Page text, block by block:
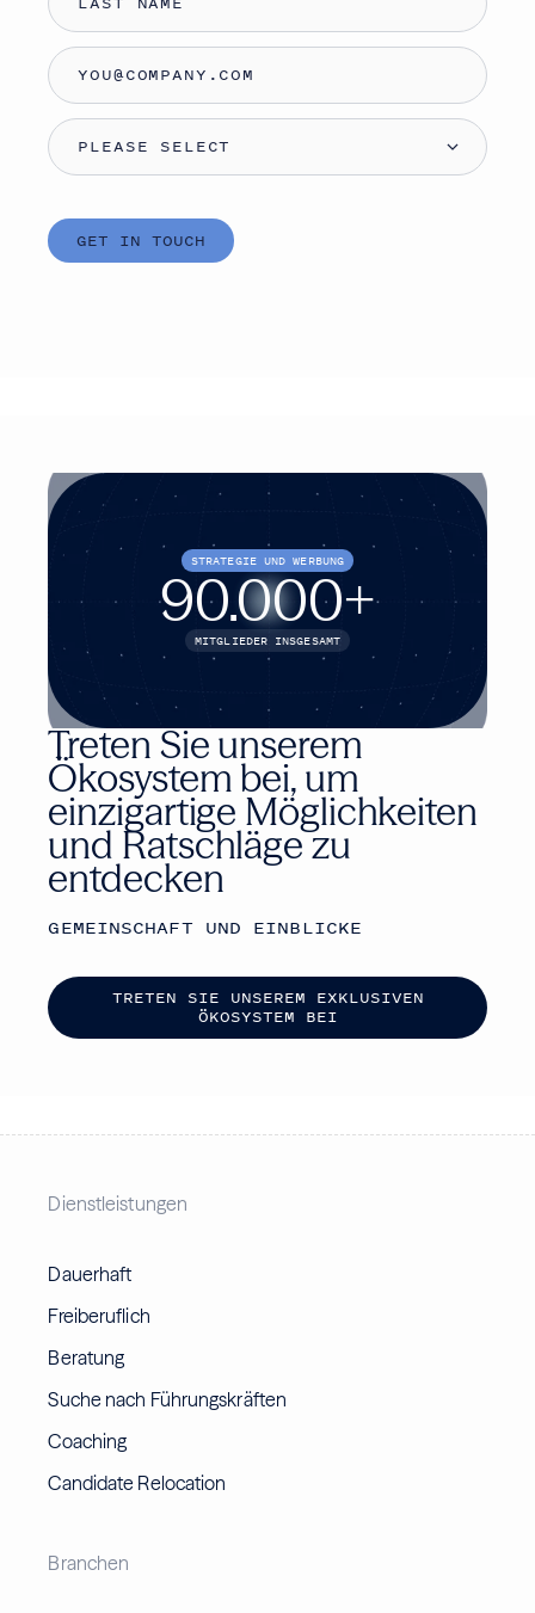
Treten Sie unserem
Ökosystem bei, um
einzigartige Möglichkeiten
und Ratschläge zu
entdecken
GEMEINSCHAFT UND EINBLICKE
TRETEN SIE UNSEREM EXKLUSIVEN
ÖKOSYSTEM BEI
STRATEGIE UND WERBUNG
90.000+
MITGLIEDER INSGESAMT
Dienstleistungen
Dauerhaft
Freiberuflich
Beratung
Suche nach Führungskräften
Coaching
Candidate Relocation
Branchen